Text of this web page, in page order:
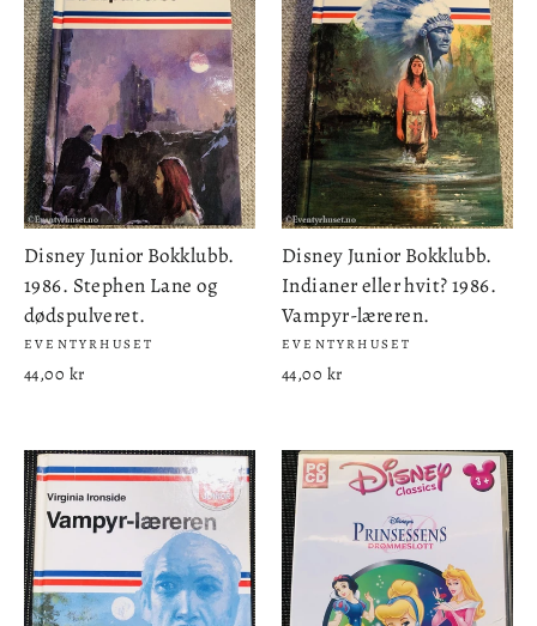
Disney Junior Bokklubb.
1986. Stephen Lane og
dødspulveret.
EVENTYRHUSET
44,00 kr
Disney Junior Bokklubb.
Indianer eller hvit? 1986.
Vampyr-læreren.
EVENTYRHUSET
44,00 kr